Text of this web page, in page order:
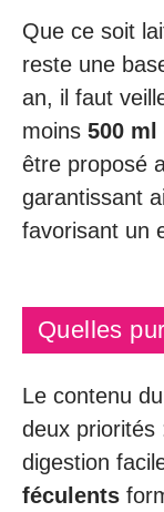
Que ce soit
reste une
an, il faut
moins 500
être proposé
garantissant
favorisant un
Quelles
Le contenu
deux priorités
digestion
féculents